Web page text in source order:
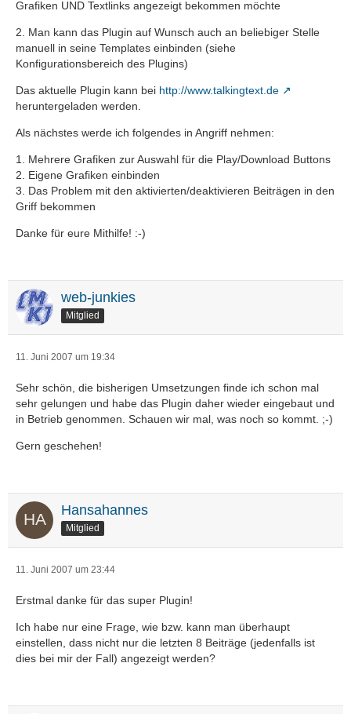
Grafiken UND Textlinks angezeigt bekommen möchte
2. Man kann das Plugin auf Wunsch auch an beliebiger Stelle
manuell in seine Templates einbinden (siehe
Konfigurationsbereich des Plugins)
Das aktuelle Plugin kann bei http://www.talkingtext.de
heruntergeladen werden.
Als nächstes werde ich folgendes in Angriff nehmen:
1. Mehrere Grafiken zur Auswahl für die Play/Download Buttons
2. Eigene Grafiken einbinden
3. Das Problem mit den aktivierten/deaktivieren Beiträgen in den
Griff bekommen
Danke für eure Mithilfe! :-)
web-junkies
Mitglied
11. Juni 2007 um 19:34
Sehr schön, die bisherigen Umsetzungen finde ich schon mal
sehr gelungen und habe das Plugin daher wieder eingebaut und
in Betrieb genommen. Schauen wir mal, was noch so kommt. ;-)
Gern geschehen!
Hansahannes
Mitglied
11. Juni 2007 um 23:44
Erstmal danke für das super Plugin!
Ich habe nur eine Frage, wie bzw. kann man überhaupt
einstellen, dass nicht nur die letzten 8 Beiträge (jedenfalls ist
dies bei mir der Fall) angezeigt werden?